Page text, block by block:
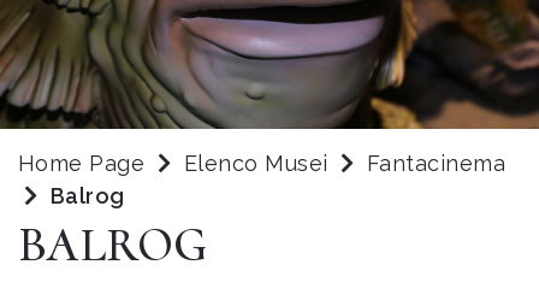
Home Page Elenco Musei
Fantacinema
Balrog
BALROG